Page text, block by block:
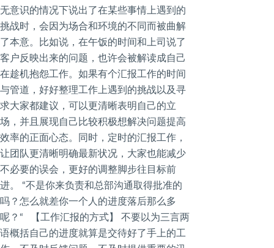
无意识的情况下说出了在某些事情上遇到的
挑战时，会因为场合和环境的不同而被曲解
了本意。比如说，在午饭的时间和上司说了
客户反映出来的问题，也许会被解读成自己
在趁机抱怨工作。如果有个汇报工作的时间
与管道，好好整理工作上遇到的挑战以及寻
求大家都建议，可以更清晰表明自己的立
场，并且展现自己比较积极想解决问题提高
效率的正面心态。同时，定时的汇报工作，
让团队更清晰明确最新状况，大家也能减少
不必要的误会，更好的调整脚步往目标前
进。 “不是你来负责和总部沟通取得批准的
吗？怎么就差你一个人的进度落后那么多
呢？“ 【工作汇报的方式】 不要以为三言两
语概括自己的进度就算是交待好了手上的工